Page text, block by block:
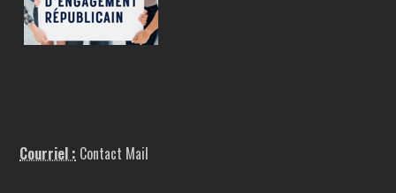
Courriel : Contact Mail